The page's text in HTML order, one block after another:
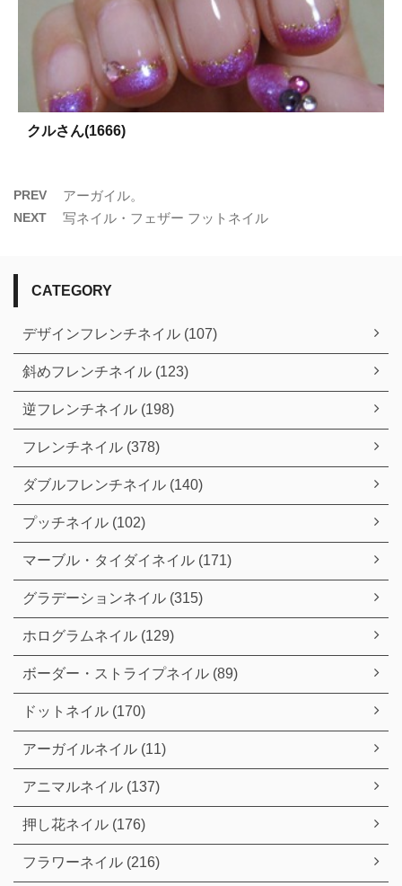
クルさん(1666)
PREV アーガイル。
NEXT 写ネイル・フェザー フットネイル
CATEGORY
デザインフレンチネイル (107)
斜めフレンチネイル (123)
逆フレンチネイル (198)
フレンチネイル (378)
ダブルフレンチネイル (140)
プッチネイル (102)
マーブル・タイダイネイル (171)
グラデーションネイル (315)
ホログラムネイル (129)
ボーダー・ストライプネイル (89)
ドットネイル (170)
アーガイルネイル (11)
アニマルネイル (137)
押し花ネイル (176)
フラワーネイル (216)